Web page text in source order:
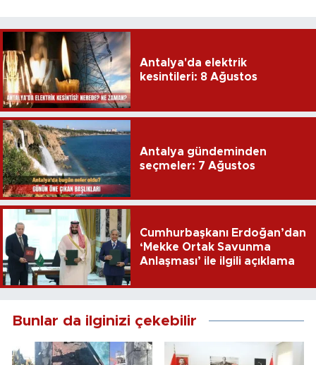
Antalya'da elektrik
kesintileri: 8 Ağustos
Antalya gündeminden
seçmeler: 7 Ağustos
Cumhurbaşkanı Erdoğan’dan
‘Mekke Ortak Savunma
Anlaşması’ ile ilgili açıklama
Bunlar da ilginizi çekebilir